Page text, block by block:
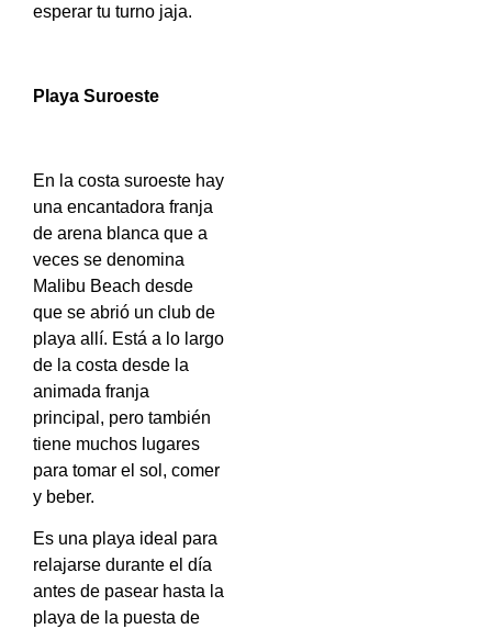
esperar tu turno jaja.
Playa Suroeste
En la costa suroeste hay
una encantadora franja
de arena blanca que a
veces se denomina
Malibu Beach desde
que se abrió un club de
playa allí. Está a lo largo
de la costa desde la
animada franja
principal, pero también
tiene muchos lugares
para tomar el sol, comer
y beber.
Es una playa ideal para
relajarse durante el día
antes de pasear hasta la
playa de la puesta de